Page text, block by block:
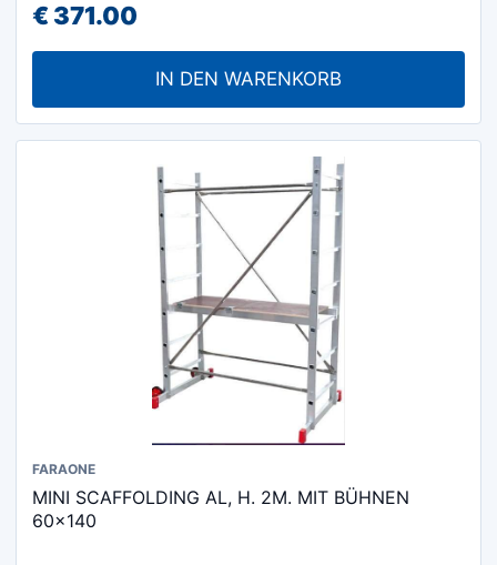
€371.00
IN DEN WARENKORB
FARAONE
MINI SCAFFOLDING AL, H. 2M. MIT BÜHNEN
60×140